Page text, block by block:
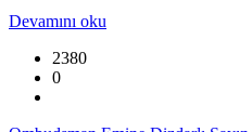
Devamını oku
2380
0